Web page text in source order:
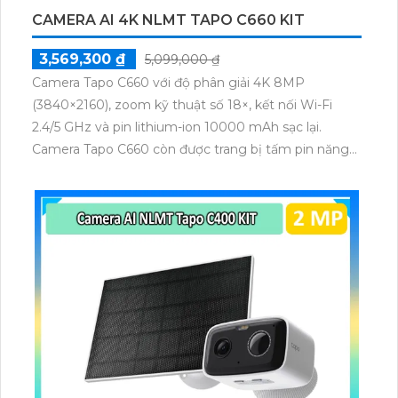
CAMERA AI 4K NLMT TAPO C660 KIT
3,569,300 ₫
5,099,000 ₫
Camera Tapo C660 với độ phân giải 4K 8MP
(3840×2160), zoom kỹ thuật số 18×, kết nối Wi-Fi
2.4/5 GHz và pin lithium-ion 10000 mAh sạc lại.
Camera Tapo C660 còn được trang bị tấm pin năng
thú cưng, phương tiện, lưu trữ thẻ microSD tối đa 512
GB.